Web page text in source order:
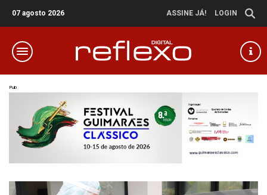
07 agosto 2026 ASSINE JÁ! LOGIN
Pub